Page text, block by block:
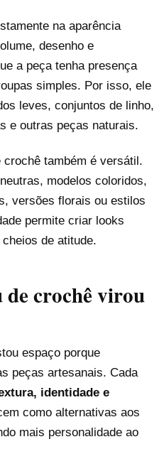
na aparência
desenho e
a peça tenha presença
simples. Por isso, ele
leves, conjuntos de linho,
e outras peças naturais.
também é versátil.
modelos coloridos,
versões florais ou estilos
permite criar looks
de atitude.
de crochê virou
espaço porque
peças artesanais. Cada
identidade e
como alternativas aos
mais personalidade ao